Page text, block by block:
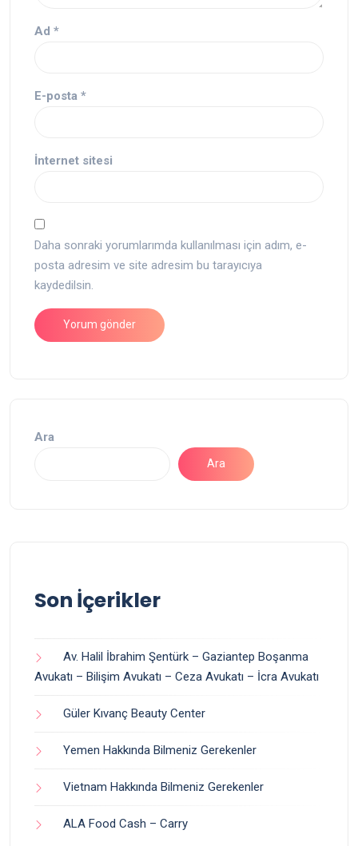
Ad *
E-posta *
İnternet sitesi
Daha sonraki yorumlarımda kullanılması için adım, e-
posta adresim ve site adresim bu tarayıcıya
kaydedilsin.
Ara
Ara
Son İçerikler
Av. Halil İbrahim Şentürk – Gaziantep Boşanma
Avukatı – Bilişim Avukatı – Ceza Avukatı – İcra Avukatı
Güler Kıvanç Beauty Center
Yemen Hakkında Bilmeniz Gerekenler
Vietnam Hakkında Bilmeniz Gerekenler
ALA Food Cash – Carry